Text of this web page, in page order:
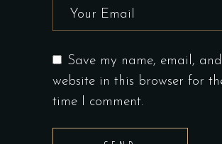
Save my name, email, and
website in this browser for
time I comment.